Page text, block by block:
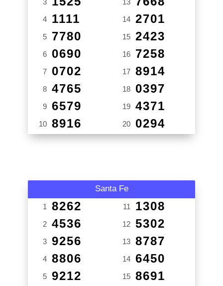
3
4 1111
5 7780
6 0690
7 0702
8 4765
9 6579
10 8916
13
14 2701
15 2423
16 7258
17 8914
18 0397
19 4371
20 0294
Santa Fe
1 8262
2 4536
3 9256
4 8806
5 9212
11 1308
12 5302
13 8787
14 6450
15 8691